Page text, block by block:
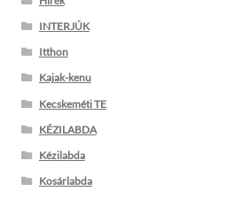
INTERJÚK
Itthon
Kajak-kenu
Kecskeméti TE
KÉZILABDA
Kézilabda
Kosárlabda